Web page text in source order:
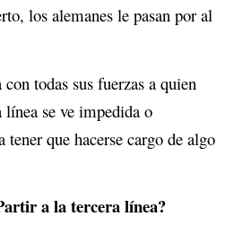
los alemanes le pasan por al
todas sus fuerzas a quien
línea se ve impedida o
tener que hacerse cargo de algo
a la tercera línea?